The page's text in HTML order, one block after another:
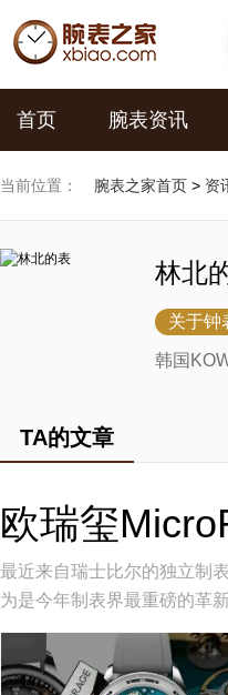
首页 腕表资讯
当前位置： 腕表之家首页 > 资
林北
关于钟
韩国
TA的文章
欧瑞玺
最近来自‬瑞士‬比尔‬的‬独立制
为是今年制表界最重磅的革